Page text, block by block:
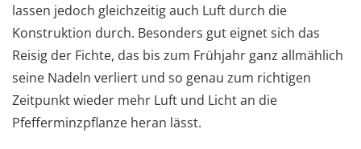
lassen jedoch gleichzeitig auch Luft durch die
Konstruktion durch. Besonders gut eignet sich das
Reisig der Fichte, das bis zum Frühjahr ganz allmählich
seine Nadeln verliert und so genau zum richtigen
Zeitpunkt wieder mehr Luft und Licht an die
Pfefferminzpflanze heran lässt.